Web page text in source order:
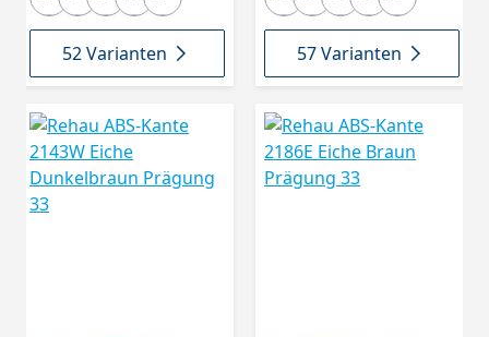
52 Varianten 57 Varianten